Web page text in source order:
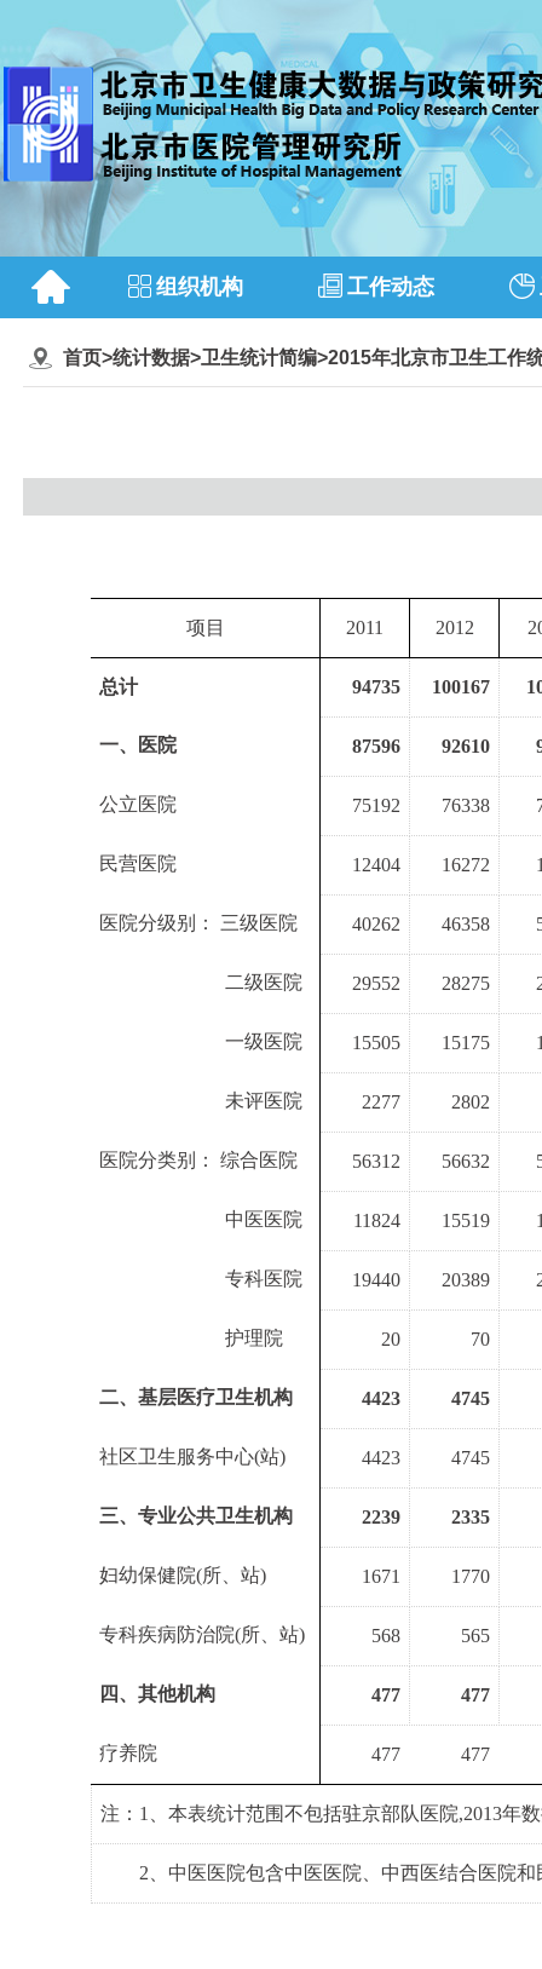
组织机构 工作动态
首页>统计数据>卫生统计简编>2015年北京市卫生工作
项目 2011 2012
总计 94735 100167
一、医院 87596 92610
公立医院 75192 76338
民营医院 12404 16272
医院分级别： 三级医院 40262 46358
二级医院 29552 28275
一级医院 15505 15175
未评医院 2277 2802
医院分类别： 综合医院 56312 56632
中医医院 11824 15519
专科医院 19440 20389
护理院 20 70
二、基层医疗卫生机构 4423 4745
社区卫生服务中心(站) 4423 4745
三、专业公共卫生机构 2239 2335
妇幼保健院(所、站) 1671 1770
专科疾病防治院(所、站) 568 565
四、其他机构 477 477
疗养院 477 477
注： 1 、本表统计范围不包括驻京部队医院,2013年
2 、中医医院包含中医医院、中西医结合医院